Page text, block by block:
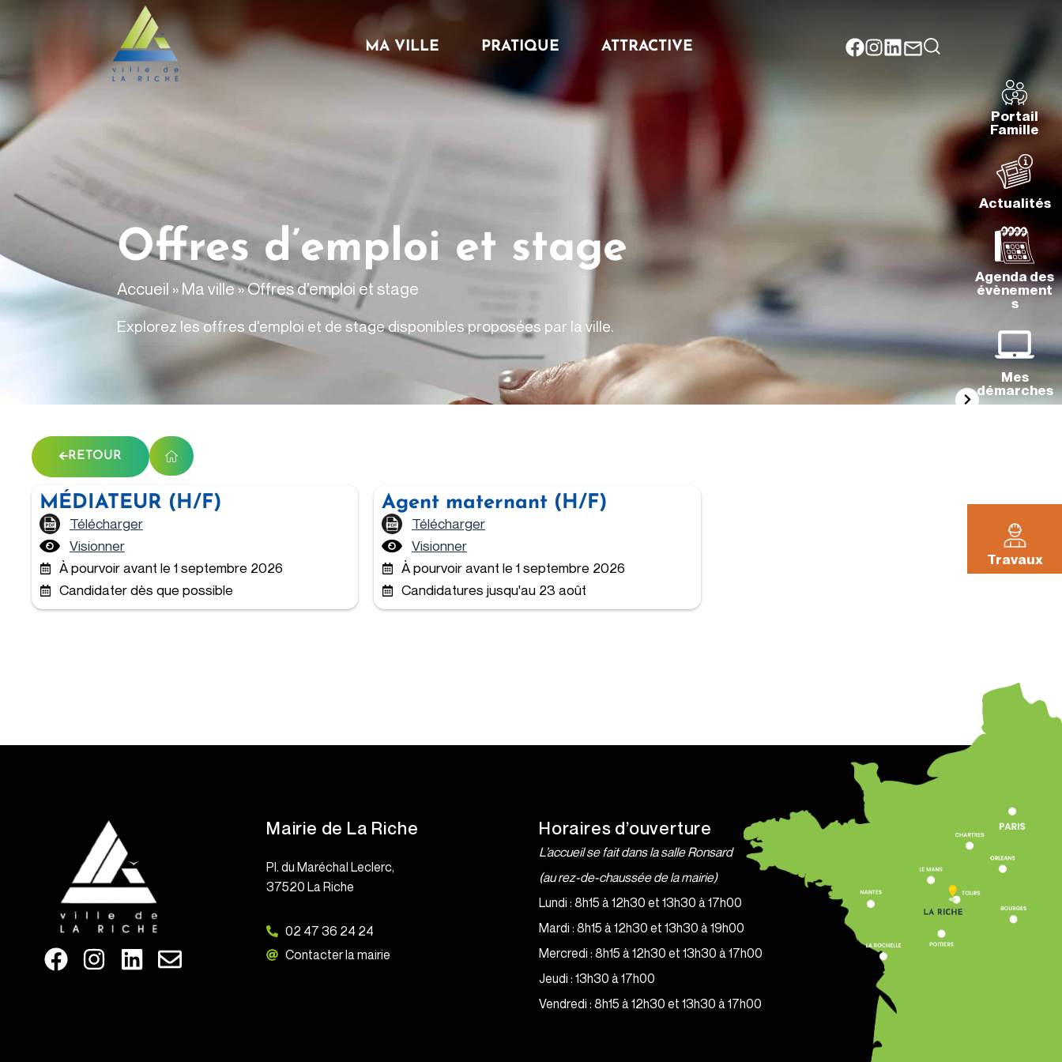
MA VILLE PRATIQUE ATTRACTIVE
Portail
Famille
Actualités
Agenda des
évènement
s
Mes
démarches
Travaux
Offres d’emploi et stage
Accueil » Ma ville»Offres d’emploi et stage
Explorez les offres d'emploi et de stage disponibles proposées par la ville.
RETOUR
MÉDIATEUR (H/F)
Télécharger
Visionner
À pourvoir avant le 1 septembre 2026
Candidater dès que possible
Agent maternant (H/F)
Télécharger
Visionner
À pourvoir avant le 1 septembre 2026
Candidatures jusqu'au 23 août
Mairie de La Riche
Pl. du Maréchal Leclerc,
37520 La Riche
02 47 36 24 24
Contacter la mairie
Horaires d’ouverture
L’accueil se fait dans la salle Ronsard
(au rez-de-chaussée de la mairie)
Lundi : 8h15 à 12h30 et 13h30 à 17h00
Mardi : 8h15 à 12h30 et 13h30 à 19h00
Mercredi : 8h15 à 12h30 et 13h30 à 17h00
Jeudi : 13h30 à 17h00
Vendredi : 8h15 à 12h30 et 13h30 à 17h00